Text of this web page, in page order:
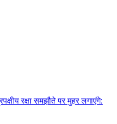
रक्षा समझौते पर मुहर लगाएंगे: